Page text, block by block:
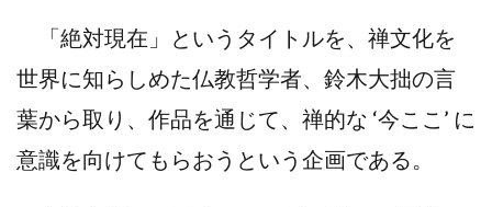
「絶対現在」というタイトルを、禅文化を
世界に知らしめた仏教哲学者、鈴木大拙の言
葉から取り、作品を通じて、禅的な ‘今ここ’ に
意識を向けてもらおうという企画である。